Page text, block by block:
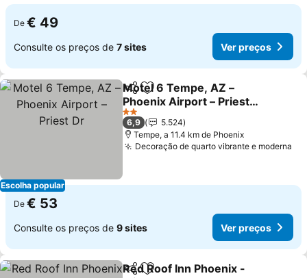
De € 49
Consulte os preços de 7 sites Ver preços
Escolha popular
PartilharAdicionar aos favoritos
Motel 6 Tempe, AZ –
Phoenix Airport – Priest
Dr
2 Estrelas
6,9
5.524
Tempe, a 11.4 km de Phoenix
Decoração de quarto vibrante e moderna
De € 53
Consulte os preços de 9 sites Ver preços
Partilhar
Red Roof Inn Phoenix -